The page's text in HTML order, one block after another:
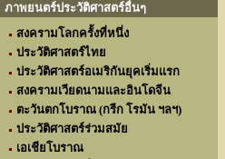
ภาพยนตร์ประวัติศาสตร์อื่นๆ
สงครามโลกครั้งที่หนึ่ง
ประวัติศาสตร์ไทย
ประวัติศาสตร์อเมริกันยุคเริ่มแรก
สงครามเวียดนามและอินโดจีน
ตะวันตกโบราณ (กรีก โรมัน ฯลฯ)
ประวัติศาสตร์ร่วมสมัย
เอเชียโบราณ